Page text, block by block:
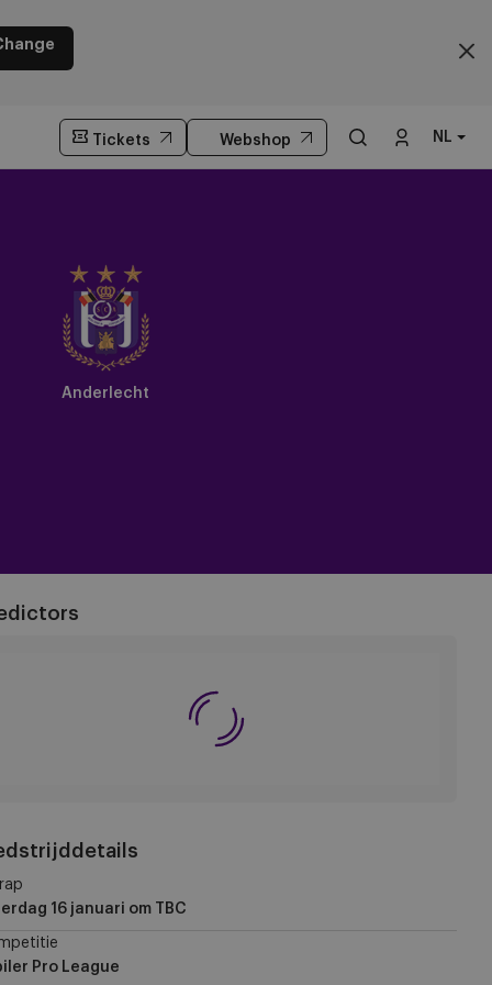
Tickets Webshop NL
Anderlecht
16 januari om TBC
Pro League